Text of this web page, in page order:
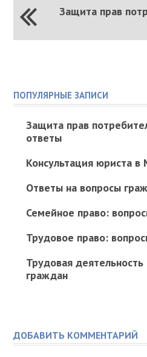
Защита прав
ПОПУЛЯРНЫЕ ЗАПИСИ
Защита прав
ответы
Консультация юриста в
Ответы на вопросы
Семейное право:
Трудовое право:
Трудовая
граждан
ДОБАВИТЬ КОММЕНТАРИЙ